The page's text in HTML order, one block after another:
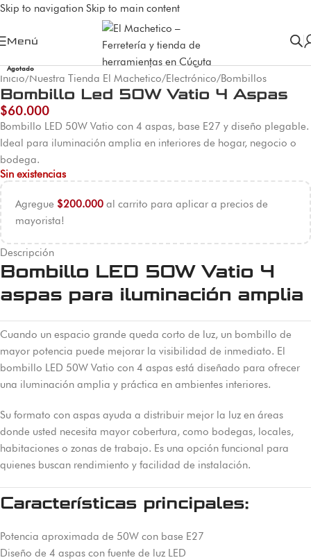
Skip to navigation Skip to main content
Menú
Agotado
Inicio/Nuestra Tienda El Machetico/Electrónico/Bombillos
Bombillo Led 50W Vatio 4 Aspas
$60.000
Bombillo LED 50W Vatio con 4 aspas, base E27 y diseño plegable.
Ideal para iluminación amplia en interiores de hogar, negocio o
bodega.
Sin existencias
Agregue $200.000 al carrito para aplicar a precios de
mayorista!
Descripción
Bombillo LED 50W Vatio 4
aspas para iluminación amplia
Cuando un espacio grande queda corto de luz, un bombillo de
mayor potencia puede mejorar la visibilidad de inmediato. El
bombillo LED 50W Vatio con 4 aspas está diseñado para ofrecer
una iluminación amplia y práctica en ambientes interiores.
Su formato con aspas ayuda a distribuir mejor la luz en áreas
donde usted necesita mayor cobertura, como bodegas, locales,
habitaciones o zonas de trabajo. Es una opción funcional para
quienes buscan rendimiento y facilidad de instalación.
Características principales:
Potencia aproximada de 50W con base E27
Diseño de 4 aspas con fuente de luz LED